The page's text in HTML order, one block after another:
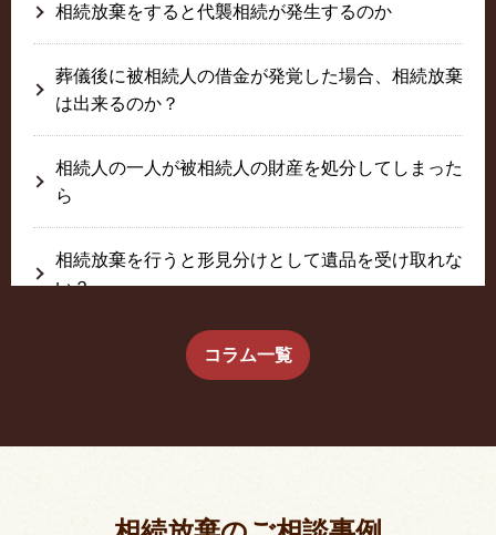
相続放棄をすると代襲相続が発生するのか
葬儀後に被相続人の借金が発覚した場合、相続放棄
は出来るのか？
相続人の一人が被相続人の財産を処分してしまった
ら
相続放棄を行うと形見分けとして遺品を受け取れな
い？
生前に相続放棄すると約束した念書は有効か？
コラム一覧